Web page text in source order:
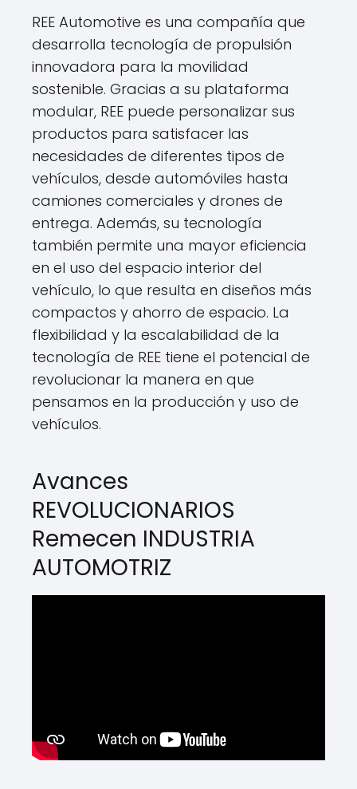
REE Automotive es una compañía que
desarrolla tecnología de propulsión
innovadora para la movilidad
sostenible. Gracias a su plataforma
modular, REE puede personalizar sus
productos para satisfacer las
necesidades de diferentes tipos de
vehículos, desde automóviles hasta
camiones comerciales y drones de
entrega. Además, su tecnología
también permite una mayor eficiencia
en el uso del espacio interior del
vehículo, lo que resulta en diseños más
compactos y ahorro de espacio. La
flexibilidad y la escalabilidad de la
tecnología de REE tiene el potencial de
revolucionar la manera en que
pensamos en la producción y uso de
vehículos.
Avances
REVOLUCIONARIOS
Remecen INDUSTRIA
AUTOMOTRIZ